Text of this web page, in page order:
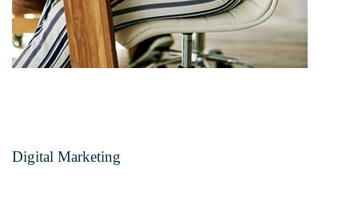
Digital Marketing